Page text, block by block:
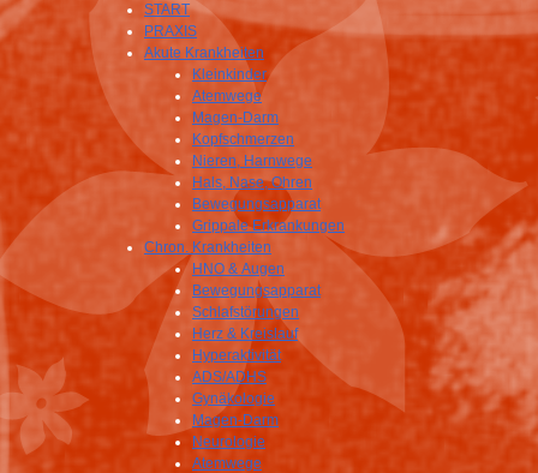
START
PRAXIS
Akute Krankheiten
Kleinkinder
Atemwege
Magen-Darm
Kopfschmerzen
Nieren, Harnwege
Hals, Nase, Ohren
Bewegungsapparat
Grippale Erkrankungen
Chron. Krankheiten
HNO & Augen
Bewegungsapparat
Schlafstörungen
Herz & Kreislauf
Hyperaktivität
ADS/ADHS
Gynäkologie
Magen-Darm
Neurologie
Atemwege